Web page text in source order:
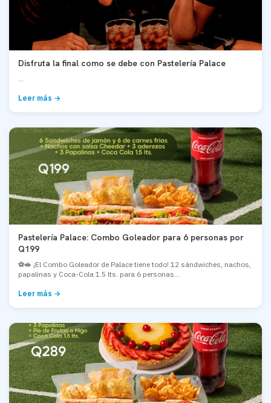
Disfruta la final como se debe con Pastelería Palace
Leer más →
Pastelería Palace: Combo Goleador para 6 personas por
Q199
⚽🥪 ¡El Combo Goleador de Palace tiene todo! 12 sándwiches, nachos,
papalinas y Coca-Cola 1.5 lts. para 6 personas...
Leer más →